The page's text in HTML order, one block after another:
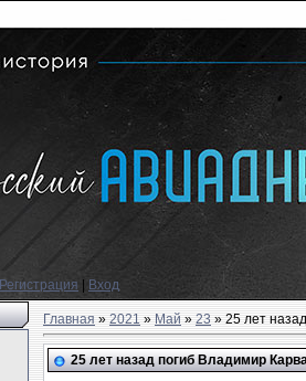
Регистрация
Вход
Главная»2021 » Май » 23» 25 лет
25 лет назад погиб Владимир